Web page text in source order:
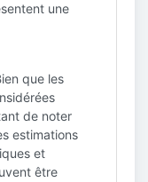
une
que les
de noter
estimations
et
être